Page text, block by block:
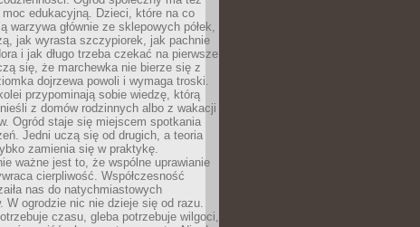
moc edukacyjną. Dzieci, które na co
warzywa głównie ze sklepowych półek,
jak wyrasta szczypiorek, jak pachnie
i jak długo trzeba czekać na pierwsze
się, że marchewka nie bierze się z
dojrzewa powoli i wymaga troski.
przypominają sobie wiedzę, którą
z domów rodzinnych albo z wakacji
Ogród staje się miejscem spotkania
Jedni uczą się od drugich, a teoria
zamienia się w praktykę.
ważne jest to, że wspólne uprawianie
cierpliwość. Współczesność
nas do natychmiastowych
W ogrodzie nic nie dzieje się od razu.
czasu, gleba potrzebuje wilgoci,